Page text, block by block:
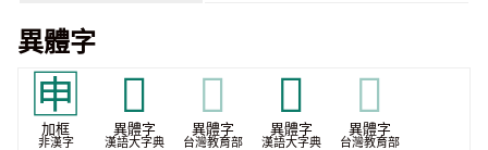
異體字
🈸
加框
非漢字
𠭙
異體字
漢語大字典
𠭙
異體字
台灣教育部
𠭜
異體字
漢語大字典
𠭜
異體字
台灣教育部